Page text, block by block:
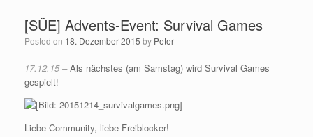
[SÜE] Advents-Event: Survival Games
Posted on 18. Dezember 2015 by Peter
17.12.15 –Als nächstes (am Samstag) wird Survival Games
gespielt!
Liebe Community, liebe Freiblocker!